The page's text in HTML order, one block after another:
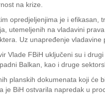
na krize.
opredjeljenjima je i efikasan,
utemeljenih na vladavini
Uz unapređenje
Vlade FBiH uključeni su i
Balkan, kao i druge
planskih dokumenata koji će
je BiH ostvarila napredak u